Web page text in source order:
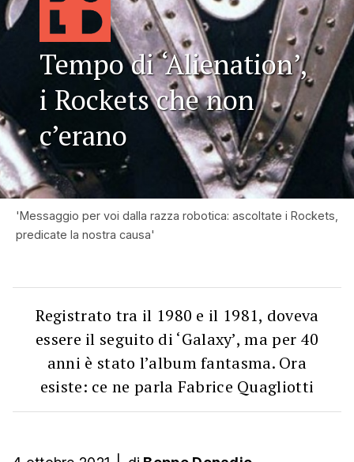
Tempo di ‘Alienation’,
i Rockets che non
c’erano
'Messaggio per voi dalla razza robotica: ascoltate i Rockets,
predicate la nostra causa'
Registrato tra il 1980 e il 1981, doveva
essere il seguito di ‘Galaxy’, ma per 40
anni è stato l’album fantasma. Ora
esiste: ce ne parla Fabrice Quagliotti